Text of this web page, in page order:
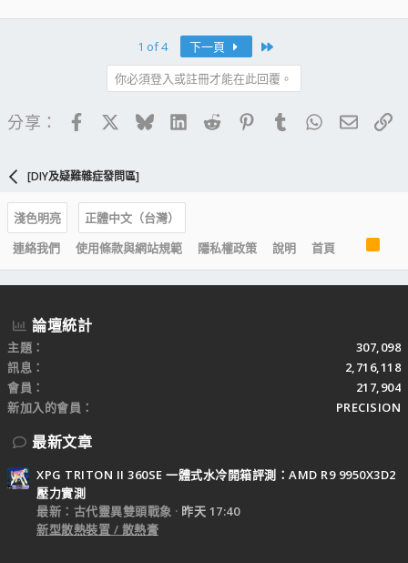
1 of 4 下一頁
你必須登入或註冊才能在此回覆。
分享： FacebookBlueskyLinkedIn
Reddit PinterestTumblrWhatsApp
電子
[DIY及疑難雜症發問區]
淺色明亮
正體中文（台灣）
連絡我們
使用條款與網站規範 隱私權政策 說明 首頁
S
論壇統計
主題
307,098
訊息
2,716,118
會員
217,904
新加入的會員
PRECISION
最新文章
XPG TRITON II 360SE 一體式水冷開箱評測：AMD R9 9950X3D2
壓力實測
最新：古代靈異雙頭戰象
昨天 17:40
新型散熱裝置 / 散熱膏